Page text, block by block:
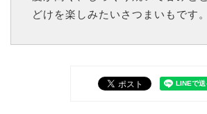
どけを楽しみたいさつまいもです。